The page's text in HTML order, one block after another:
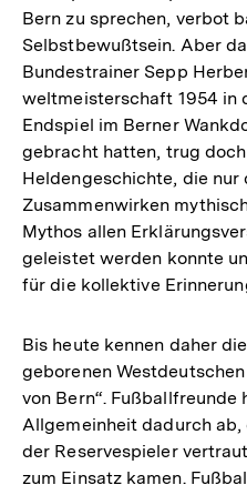
Bern zu sprechen, verbot
Selbstbewußtsein. Aber
Bundestrainer Sepp
weltmeisterschaft 1954 in
Endspiel im Berner
gebracht hatten, trug
Heldengeschichte, die nur
Zusammenwirken
Mythos allen
geleistet werden konnte
für die kollektive
Bis heute kennen daher
geborenen
von Bern“. Fußballfreunde
Allgemeinheit dadurch ab,
der Reservespieler
zum Einsatz kamen.